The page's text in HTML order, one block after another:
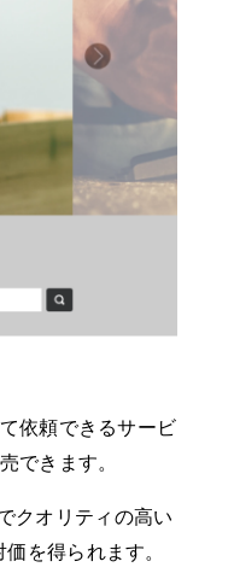
依頼できるサービ
できます。
クオリティの高い
を得られます。